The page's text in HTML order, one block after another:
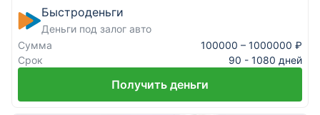
Быстроденьги
Деньги под залог авто
Сумма
100000 – 1000000 ₽
Срок
90 - 1080 дней
Получить деньги